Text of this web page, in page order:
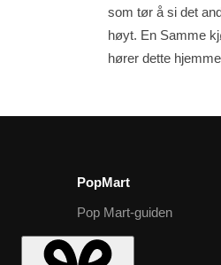
som tør å si det
høyt. En Samme
hører dette
PopMart
Pop Mart-guiden
Labubu